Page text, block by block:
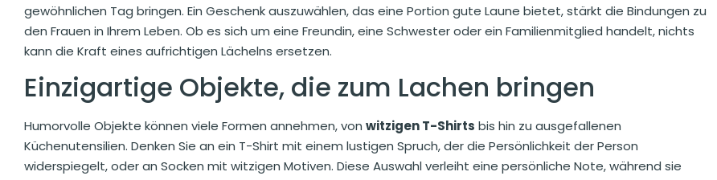
gewöhnlichen Tag bringen. Ein Geschenk auszuwählen, das eine Portion gute Laune bietet, stärkt die Bindungen zu
den Frauen in Ihrem Leben. Ob es sich um eine Freundin, eine Schwester oder ein Familienmitglied handelt, nichts
kann die Kraft eines aufrichtigen Lächelns ersetzen.
Einzigartige Objekte, die zum Lachen bringen
Humorvolle Objekte können viele Formen annehmen, von witzigen T-Shirts bis hin zu ausgefallenen
Küchenutensilien. Denken Sie an ein T-Shirt mit einem lustigen Spruch, der die Persönlichkeit der Person
widerspiegelt, oder an Socken mit witzigen Motiven. Diese Auswahl verleiht eine persönliche Note, während sie